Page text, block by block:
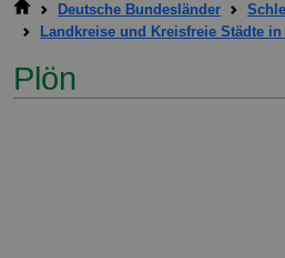
Deutsche Bundesländer
Landkreise und Kreisfreie Städte
Plön